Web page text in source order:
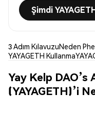
Şimdi
3 Adım KılavuzuNeden
YAYAGETH Kullanma
Yay Kelp DAO’s
(YAYAGETH)’i